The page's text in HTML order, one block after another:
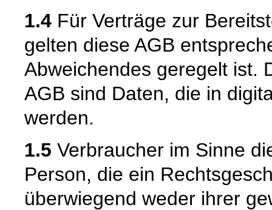
1.4 Für Verträge zur
gelten diese AGB
Abweichendes geregelt ist.
AGB sind Daten, die in
werden.
1.5 Verbraucher im Sinne
Person, die ein
überwiegend weder ihrer